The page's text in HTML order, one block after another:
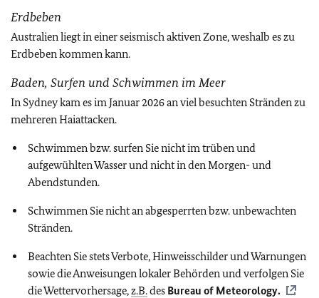
Erdbeben
Australien liegt in einer seismisch aktiven Zone, weshalb es zu
Erdbeben kommen kann.
Baden, Surfen und Schwimmen im Meer
In Sydney kam es im Januar 2026 an viel besuchten Stränden zu
mehrerenHaiattacken.
Schwimmen bzw. surfen Sie nicht im trüben und
aufgewühlten Wasser und nicht in den Morgen- und
Abendstunden.
Schwimmen Sie nicht an abgesperrten bzw. unbewachten
Stränden.
Beachten Sie stets Verbote, Hinweisschilder und Warnungen
sowie die Anweisungen lokaler Behörden und verfolgen Sie
die Wettervorhersage,z.B.des Bureau of Meteorology.